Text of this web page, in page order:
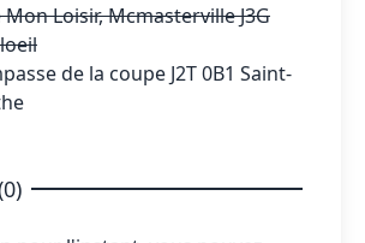
Loisir, Mcmasterville J3G
de la coupe J2T 0B1 Saint-